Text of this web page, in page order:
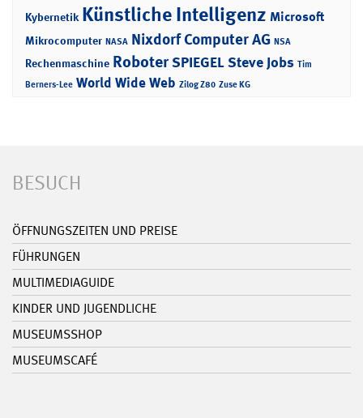
Kybernetik Künstliche Intelligenz Microsoft
Mikrocomputer NASA Nixdorf Computer AG NSA
Rechenmaschine RoboterSPIEGELSteve Jobs Tim
Berners-Lee World Wide Web Zilog Z80 Zuse KG
BESUCH
ÖFFNUNGSZEITEN UND PREISE
FÜHRUNGEN
MULTIMEDIAGUIDE
KINDER UND JUGENDLICHE
MUSEUMSSHOP
MUSEUMSCAFÉ